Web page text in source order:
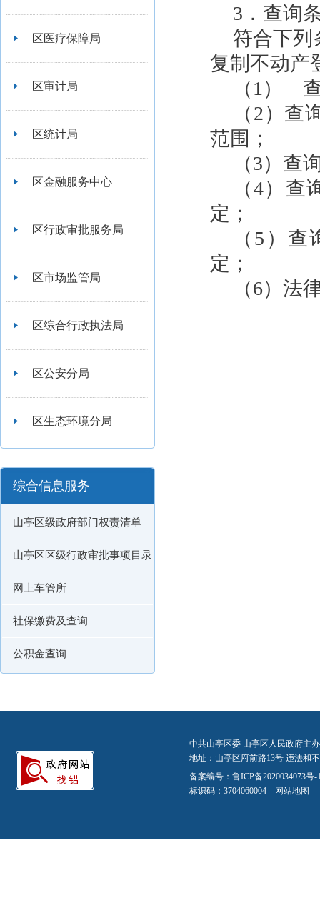
区医疗保障局
区审计局
区统计局
区金融服务中心
区行政审批服务局
区市场监管局
区综合行政执法局
区公安分局
区生态环境分局
综合信息服务
山亭区级政府部门权责清单
山亭区区级行政审批事项目录
网上车管所
社保缴费及查询
公积金查询
3．查询
符合下列
复制不动产
（1）
（2）
范围；
（3）查
（4）
定；
（5）
定；
（6）法
中共山亭区委 山亭区人民政府主
地址：山亭区府前路13号 违法和
备案编号： 鲁ICP备2020034073号-
标识码：3704060004 网站地图